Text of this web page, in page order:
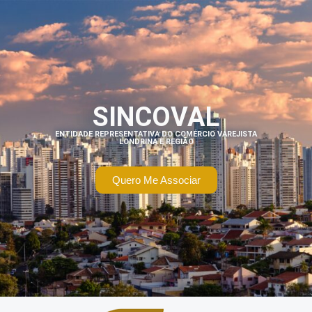
SINCOVAL
ENTIDADE REPRESENTATIVA DO COMÉRCIO VAREJISTA
LONDRINA E REGIÃO
Quero Me Associar